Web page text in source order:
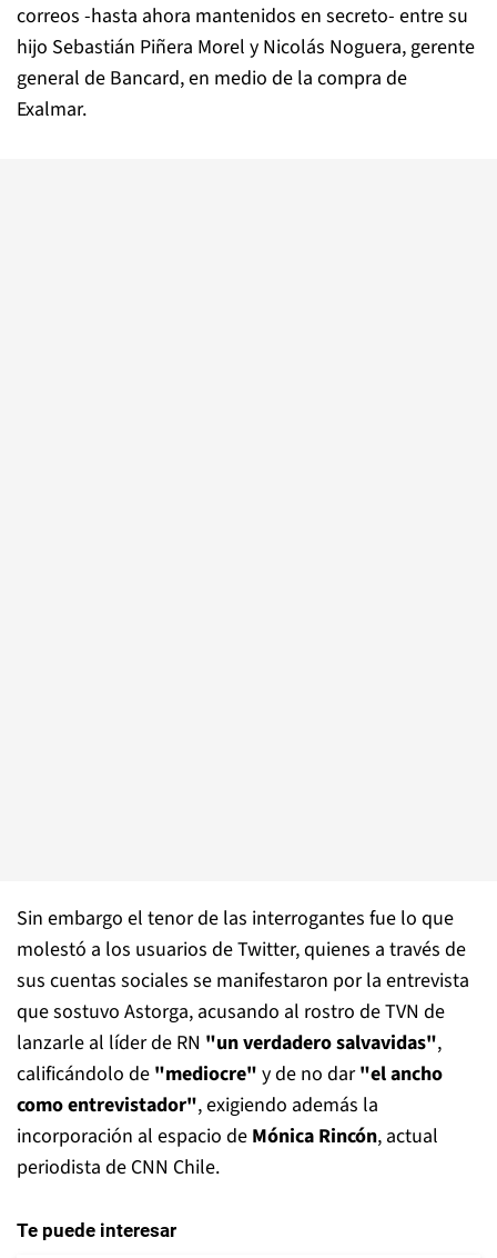
correos -hasta ahora mantenidos en secreto- entre su
hijo Sebastián Piñera Morel y Nicolás Noguera, gerente
general de Bancard, en medio de la compra de
Exalmar.
Sin embargo el tenor de las interrogantes fue lo que
molestó a los usuarios de Twitter, quienes a través de
sus cuentas sociales se manifestaron por la entrevista
que sostuvo Astorga, acusando al rostro de TVN de
lanzarle al líder de RN "un verdadero salvavidas",
calificándolo de "mediocre" y de no dar"el ancho
como entrevistador", exigiendo además la
incorporación al espacio de Mónica Rincón, actual
periodista de CNN Chile.
Te puede interesar